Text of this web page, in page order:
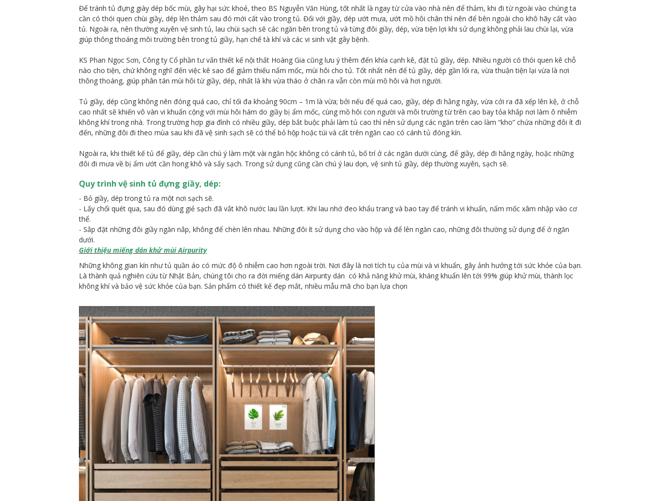
Để tránh tủ đựng giày dép bốc mùi, gây hại sức khoẻ, theo BS Nguyễn Văn Hùng, tốt nhất là ngay từ cửa vào nhà nên để thảm, khi đi từ ngoài vào chúng ta
cần có thói quen chùi giầy, dép lên thảm sau đó mới cất vào trong tủ. Đối với giầy, dép ướt mưa, ướt mồ hôi chân thì nên để bên ngoài cho khô hãy cất vào
tủ. Ngoài ra, nên thường xuyên vệ sinh tủ, lau chùi sạch sẽ các ngăn bên trong tủ và từng đôi giầy, dép, vừa tiện lợi khi sử dụng không phải lau chùi lại, vừa
giúp thông thoáng môi trường bên trong tủ giầy, hạn chế tà khí và các vi sinh vật gây bệnh.
KS Phan Ngọc Sơn, Công ty Cổ phần tư vấn thiết kế nội thất Hoàng Gia cũng lưu ý thêm đến khía cạnh kê, đặt tủ giầy, dép. Nhiều người có thói quen kê chỗ
nào cho tiện, chứ không nghĩ đến việc kê sao để giảm thiếu nấm mốc, mùi hôi cho tủ. Tốt nhất nên để tủ giầy, dép gần lối ra, vừa thuận tiện lại vừa là nơi
thông thoáng, giúp phân tán mùi hôi từ giầy, dép, nhất là khi vừa tháo ở chân ra vẫn còn mùi mồ hôi và hơi người.
Tủ giầy, dép cũng không nên đóng quá cao, chỉ tối đa khoảng 90cm – 1m là vừa; bởi nếu để quá cao, giầy, dép đi hằng ngày, vừa cởi ra đã xếp lên kệ, ở chỗ
cao nhất sẽ khiến vô vàn vi khuẩn cộng với mùi hôi hám do giầy bị ẩm mốc, cùng mồ hôi con người và môi trường từ trên cao bay tỏa khắp nơi làm ô nhiễm
không khí trong nhà. Trong trường hợp gia đình có nhiều giầy, dép bắt buộc phải làm tủ cao thì nên sử dụng các ngăn trên cao làm “kho” chứa những đôi ít đi
đến, những đôi đi theo mùa sau khi đã vệ sinh sạch sẽ có thể bỏ hộp hoặc túi và cất trên ngăn cao có cánh tủ đóng kín.
Ngoài ra, khi thiết kế tủ để giầy, dép cần chú ý làm một vài ngăn hộc không có cánh tủ, bố trí ở các ngăn dưới cùng, để giầy, dép đi hằng ngày, hoặc những
đôi đi mưa về bị ẩm ướt cần hong khô và sấy sạch. Trong sử dụng cũng cần chú ý lau dọn, vệ sinh tủ giầy, dép thường xuyên, sạch sẽ.
Quy trình vệ sinh tủ đựng giầy, dép:
- Bỏ giầy, dép trong tủ ra một nơi sạch sẽ.
- Lấy chổi quét qua, sau đó dùng giẻ sạch đã vắt khô nước lau lần lượt. Khi lau nhớ đeo khẩu trang và bao tay để tránh vi khuẩn, nấm mốc xâm nhập vào cơ
thể.
- Sắp đặt những đôi giầy ngăn nắp, không để chèn lên nhau. Những đôi ít sử dụng cho vào hộp và để lên ngăn cao, những đôi thường sử dụng để ở ngăn
dưới.
Giới thiệu miếng dán khử mùi Airpurity
Những không gian kín như tủ quần áo có mức độ ô nhiễm cao hơn ngoài trời. Nơi đây là nơi tích tụ của mùi và vi khuẩn, gây ảnh hưởng tới sức khỏe của bạn.
Là thành quả nghiên cứu từ Nhật Bản, chúng tôi cho ra đời miếng dán Airpurity dán có khả năng khử mùi, kháng khuẩn lên tới 99% giúp khử mùi, thành lọc
không khí và bảo vệ sức khỏe của bạn. Sản phẩm có thiết kế đẹp mắt, nhiều mẫu mã cho bạn lựa chọn